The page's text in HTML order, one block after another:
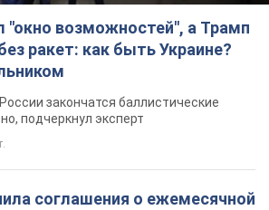
"окно возможностей", а Трамп
ракет: как быть Украине?
закончатся баллистические
подчеркнул эксперт
соглашения о ежемесячной